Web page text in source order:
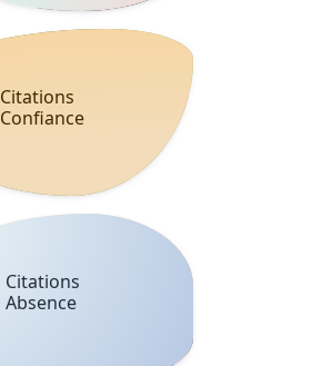
Citations
Confiance
Citations
Absence